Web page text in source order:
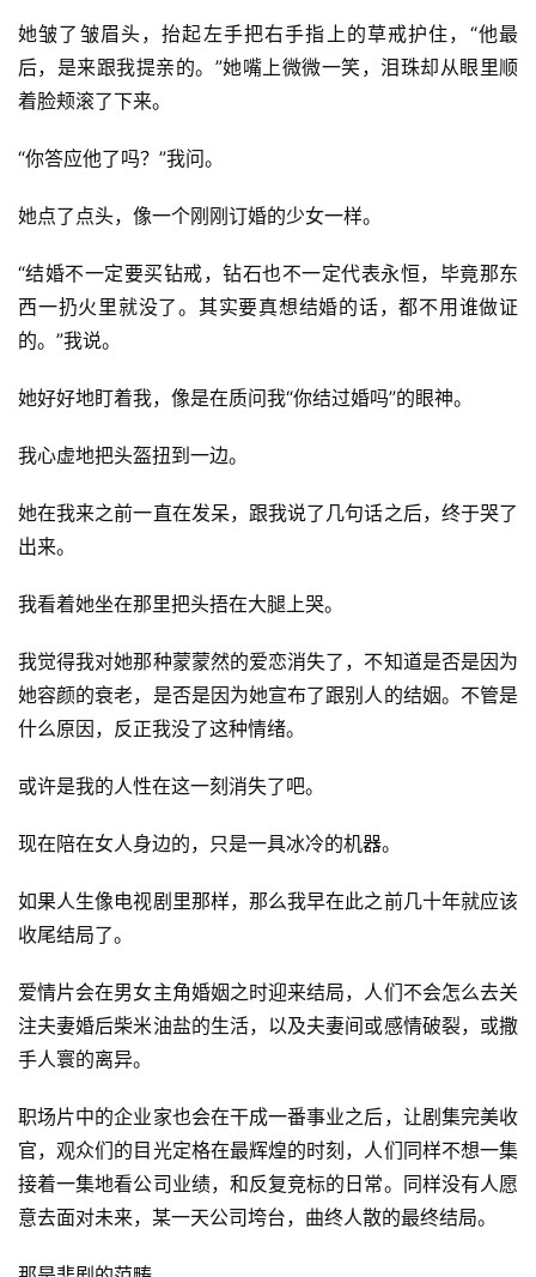
零
重
科
幻
征
投
稿
文
章
她皱了皱眉头，抬起左手把右手指上的草戒护住，“他最
后，是来跟我提亲的。”她嘴上微微一笑，泪珠却从眼里顺
着脸颊滚了下来。
“你答应他了吗？”我问。
她点了点头，像一个刚刚订婚的少女一样。
“结婚不一定要买钻戒，钻石也不一定代表永恒，毕竟那东
西一扔火里就没了。其实要真想结婚的话，都不用谁做证
的。”我说。
她好好地盯着我，像是在质问我“你结过婚吗”的眼神。
我心虚地把头盔扭到一边。
她在我来之前一直在发呆，跟我说了几句话之后，终于哭了
出来。
我看着她坐在那里把头捂在大腿上哭。
我觉得我对她那种蒙蒙然的爱恋消失了，不知道是否是因为
她容颜的衰老，是否是因为她宣布了跟别人的结姻。不管是
什么原因，反正我没了这种情绪。
或许是我的人性在这一刻消失了吧。
现在陪在女人身边的，只是一具冰冷的机器。
如果人生像电视剧里那样，那么我早在此之前几十年就应该
收尾结局了。
爱情片会在男女主角婚姻之时迎来结局，人们不会怎么去关
注夫妻婚后柴米油盐的生活，以及夫妻间或感情破裂，或撒
手人寰的离异。
职场片中的企业家也会在干成一番事业之后，让剧集完美收
官，观众们的目光定格在最辉煌的时刻，人们同样不想一集
接着一集地看公司业绩，和反复竞标的日常。同样没有人愿
意去面对未来，某一天公司垮台，曲终人散的最终结局。